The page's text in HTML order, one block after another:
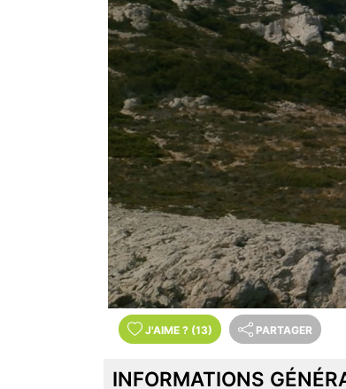
J'AIME ? (13) PARTAGER
INFORMATIONS